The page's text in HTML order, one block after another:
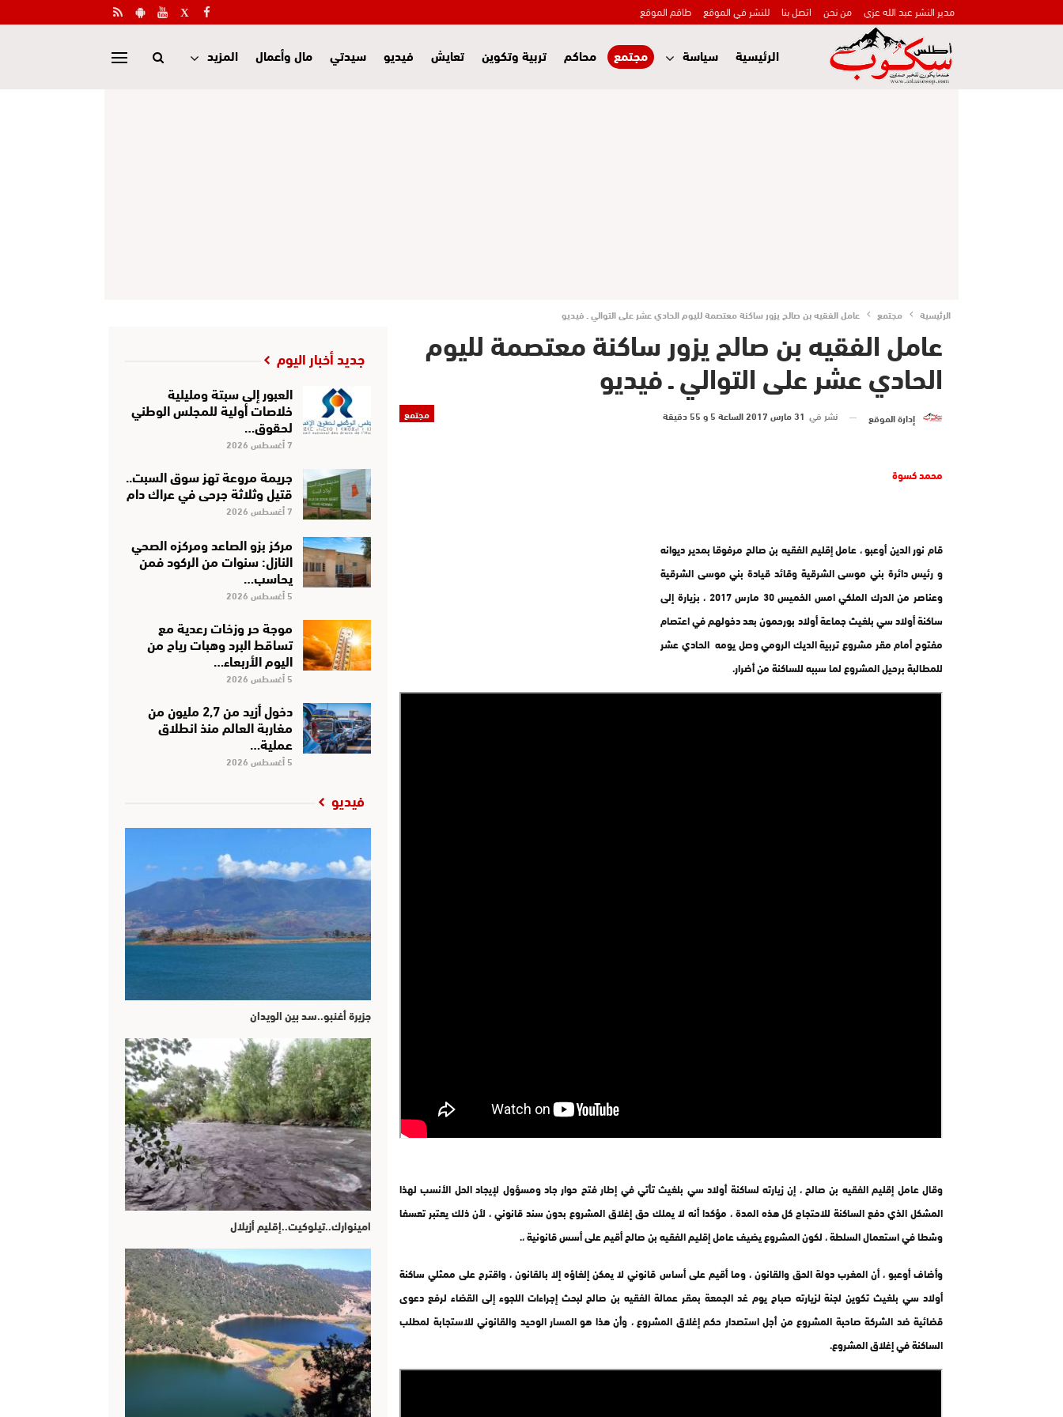
مدير النشر عبد الله عزي من نحن اتصل بنا للنشر في الموقع طاقم الموقع
الرئيسية سياسة مجتمع محاكم تربية وتكوين تعايش فيديو سيدتي مال وأعمال المزيد
الرئيسية مجتمع عامل الفقيه بن صالح يزور ساكنة معتصمة لليوم الحادي عشر على التوالي ـ فيديو
عامل الفقيه بن صالح يزور ساكنة معتصمة لليوم
الحادي عشر على التوالي ـ فيديو
مجتمع إدارة الموقع نشر في 31 مارس 2017 الساعة 5 و 55 دقيقة
محمد كسوة
قام نور الدين أوعبو ، عامل إقليم الفقيه بن صالح مرفوقا بمدير ديوانه
و رئيس دائرة بني موسى الشرقية وقائد قيادة بني موسى الشرقية
وعناصر من الدرك الملكي امس الخميس 30 مارس 2017 ، بزيارة إلى
ساكنة أولاد سي بلغيث جماعة أولاد بورحمون بعد دخولهم في اعتصام
مفتوح أمام مقر مشروع تربية الديك الرومي وصل يومه الحادي عشر
للمطالبة برحيل المشروع لما سببه للساكنة من أضرار.
وقال عامل إقليم الفقيه بن صالح ، إن زيارته لساكنة أولاد سي بلغيث تأتي في إطار فتح حوار جاد ومسؤول لإيجاد الحل الأنسب لهذا
المشكل الذي دفع الساكنة للاحتجاج كل هذه المدة ، مؤكدا أنه لا يملك حق إغلاق المشروع بدون سند قانوني ، لأن ذلك يعتبر تعسفا
وشطا في استعمال السلطة ، لكون المشروع يضيف عامل إقليم الفقيه بن صالح أقيم على أسس قانونية ،.
وأضاف أوعبو ، أن المغرب دولة الحق والقانون ، وما أقيم على أساس قانوني لا يمكن إلغاؤه إلا بالقانون ، واقترح على ممثلي ساكنة
أولاد سي بلغيث تكوين لجنة لزيارته صباح يوم غد الجمعة بمقر عمالة الفقيه بن صالح لبحث إجراءات اللجوء إلى القضاء لرفع دعوى
قضائية ضد الشركة صاحبة المشروع من أجل استصدار حكم إغلاق المشروع ، وأن هذا هو المسار الوحيد والقانوني للاستجابة لمطلب
الساكنة في إغلاق المشروع.
جديد أخبار اليوم
العبور إلى سبتة ومليلية
خلاصات أولية للمجلس الوطني
لحقوق…
7 أغسطس 2026
جريمة مروعة تهز سوق السبت..
قتيل وثلاثة جرحى في عراك دام
7 أغسطس 2026
مركز بزو الصاعد ومركزه الصحي
النازل: سنوات من الركود فمن
يحاسب…
5 أغسطس 2026
موجة حر وزخات رعدية مع
تساقط البرد وهبات رياح من
اليوم الأربعاء…
5 أغسطس 2026
دخول أزيد من 2,7 مليون من
مغاربة العالم منذ انطلاق
عملية…
5 أغسطس 2026
فيديو
جزيرة أغنبو..سد بين الويدان
امينوارك..تيلوكيت..إقليم أزيلال